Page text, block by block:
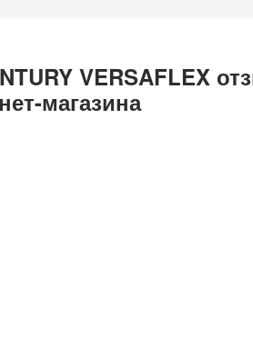
VERSAFLEX
магазина